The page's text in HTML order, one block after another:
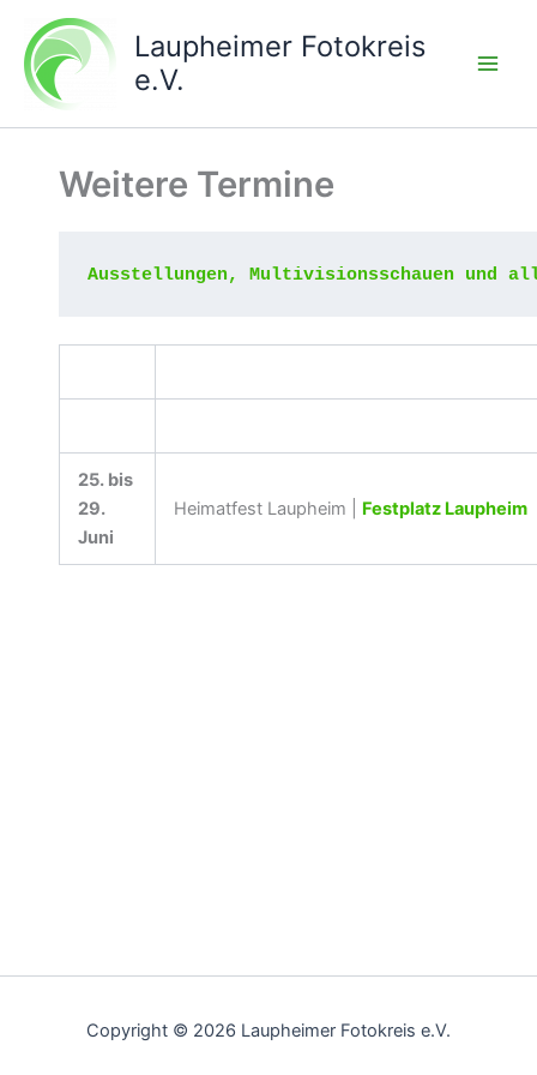
Inhalt
springen
Laupheimer Fotokreis
e.V.
Weitere Termine
Ausstellungen, Multivisionsschauen und
25. bis
29.
Juni
Heimatfest Laupheim | Festplatz Laupheim
Copyright © 2026 Laupheimer Fotokreis e.V.